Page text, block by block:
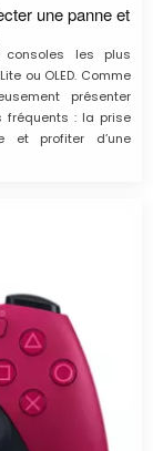
une panne et
consoles les plus
ou OLED. Comme
présenter
fréquents : la prise
et profiter d’une